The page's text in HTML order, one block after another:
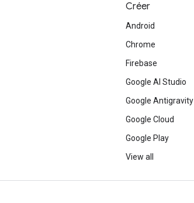
Créer
Android
Chrome
Firebase
Google AI Studio
Google Antigravity
Google Cloud
Google Play
View all